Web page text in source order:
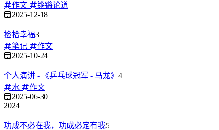
作文
锵锵论道
2025-12-18
捡拾幸福3
笔记
作文
2025-10-24
个人演讲 - 《乒乓球冠军 - 马龙》 4
水
作文
2025-06-30
2024
功成不必在我，功成必定有我5